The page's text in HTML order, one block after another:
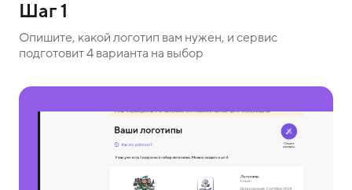
Шаг 1
Опишите, какой логотип вам нужен, и сервис
подготовит 4 варианта на выбор